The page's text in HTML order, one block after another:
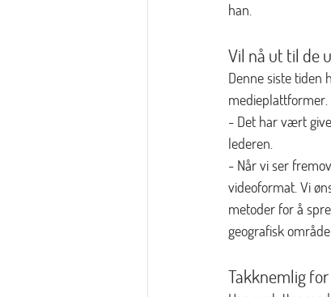
han.
Vil nå ut til de
Denne siste tiden
medieplattformer.
- Det har vært
lederen.
- Når vi ser
videoformat. Vi
metoder for å
geografisk
Takknemlig